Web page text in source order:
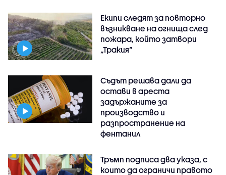
Екипи следят за повторно
възникване на огнища след
пожара, който затвори
„Тракия“
Съдът решава дали да
остави в ареста
задържаните за
производство и
разпространение на
фентанил
Тръмп подписа два указа, с
които да ограничи правото